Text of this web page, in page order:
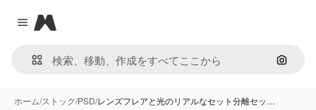
Close menu
Magnific
画像で
ホーム/ストック/PSD/レンズフレアと光のリアルなセット分離セッ…